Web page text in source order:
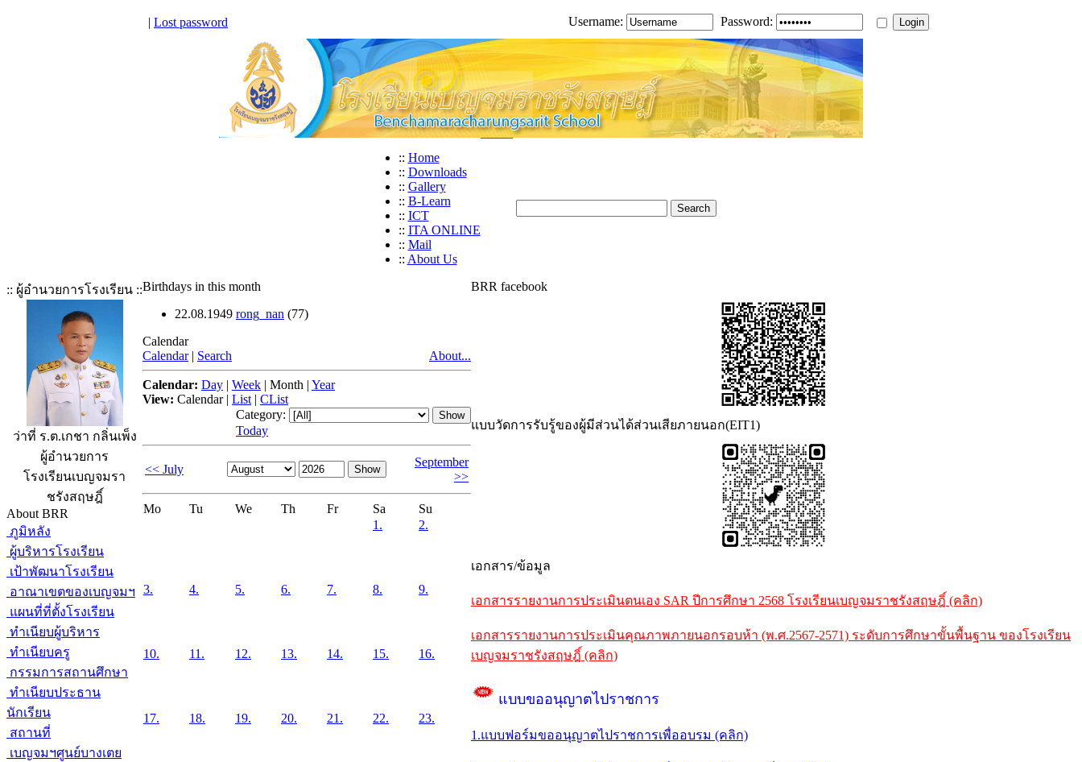
| Lost password Username: Password:
:: Home
:: Downloads
:: Gallery
:: B-Learn
:: ICT
:: ITA ONLINE
:: Mail
:: About Us
:: ผู้อำนวยการโรงเรียน ::
ว่าที่ ร.ต.เกชา กลิ่นเพ็ง
ผู้อำนวยการ
โรงเรียนเบญจมรา
ชรังสฤษฎิ์
About BRR
ภูมิหลัง
ผู้บริหารโรงเรียน
เป้าพัฒนาโรงเรียน
อาณาเขตของเบญจมฯ
แผนที่ที่ตั้งโรงเรียน
ทำเนียบผู้บริหาร
ทำเนียบครู
กรรมการสถานศึกษา
ทำเนียบประธาน
นักเรียน
สถานที่
เบญจมฯศูนย์บางเตย
Birthdays in this month
22.08.1949 rong_nan (77)
Calendar
Calendar | Search About...
Calendar: Day | Week | Month | Year
View: Calendar| List | CList
Category:
Today
<< July
September
>>
Mo Tu We Th Fr Sa
Su
1.
2.
3. 4. 5. 6. 7. 8. 9.
10. 11. 12. 13. 14. 15. 16.
17. 18. 19. 20. 21. 22. 23.
BRR facebook
แบบวัดการรับรู้ของผู้มีส่วนได้ส่วนเสียภายนอก(EIT1)
เอกสาร/ข้อมูล
เอกสารรายงานการประเมินตนเอง SAR ปีการศึกษา 2568 โรงเรียนเบญจมราชรังสฤษฎิ์ (คลิก)
เอกสารรายงานการประเมินคุณภาพภายนอกรอบห้า (พ.ศ.2567-2571) ระดับการศึกษาขั้นพื้นฐาน ของโรงเรียน
เบญจมราชรังสฤษฎิ์ (คลิก)
แบบขออนุญาตไปราชการ
1.แบบฟอร์มขออนุญาตไปราชการเพื่ออบรม (คลิก)